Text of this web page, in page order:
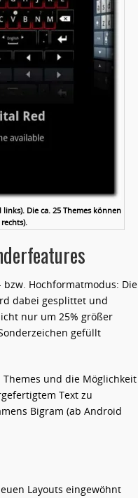
Die ca. 25 Themes können
Hochformatmodus: Die
dabei gesplittet und
nur um 25% größer
gefüllt
und die Möglichkeit
Text zu
Bigram (ab Android
Layouts eingewöhnt